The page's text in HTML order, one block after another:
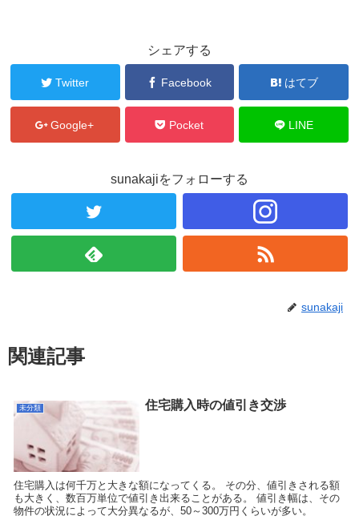
シェアする
Twitter Facebook はてブ
Google+ Pocket LINE
sunakajiをフォローする
sunakaji
関連記事
未分類 住宅購入時の値引き交渉
住宅購入は何千万と大きな額になってくる。 その分、値引きされる額
も大きく、数百万単位で値引き出来ることがある。 値引き幅は、その
物件の状況によって大分異なるが、50～300万円くらいが多い。